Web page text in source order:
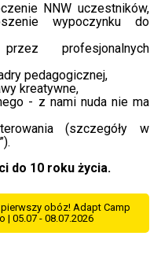
NNW uczestników,
wypoczynku do
profesjonalnych
pedagogicznej,
kreatywne,
- z nami nuda nie ma
(szczegóły w
do 10 roku życia.
obóz! Adapt Camp
| 05.07 - 08.07.2026